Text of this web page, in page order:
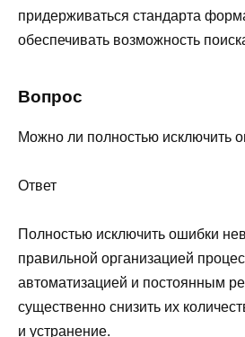
придерживаться стандарта
обеспечивать возможность
Вопрос
Можно ли полностью исключить
Ответ
Полностью исключить ошибки
правильной организацией
автоматизацией и постоянным
существенно снизить их
и устранение.